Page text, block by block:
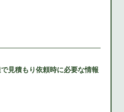
見積もり依頼時に必要な情報